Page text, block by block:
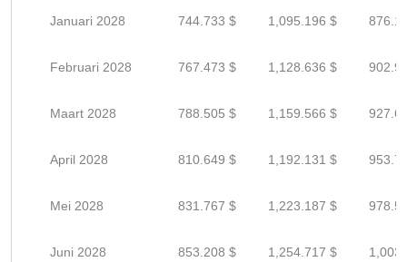
Januari 2028 744.733 $ 1,095.196 $
Februari 2028 767.473 $ 1,128.636 $
Maart 2028 788.505 $ 1,159.566 $
April 2028 810.649 $ 1,192.131 $
Mei 2028 831.767 $ 1,223.187 $
Juni 2028 853.208 $ 1,254.717 $